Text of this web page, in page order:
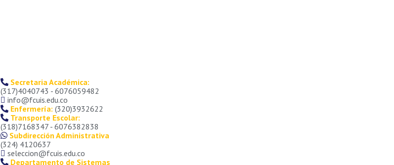
Secretaria Académica:
(317)4040743 - 6076059482
info@fcuis.edu.co
Enfermería: (320)3932622
Transporte Escolar:
(318)7168347 - 6076382838
Subdirección Administrativa
(324) 4120637
seleccion@fcuis.edu.co
Departamento de Sistemas